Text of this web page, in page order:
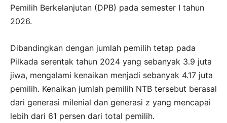
Pemilih Berkelanjutan (DPB) pada semester I tahun
2026.
Dibandingkan dengan jumlah pemilih tetap pada
Pilkada serentak tahun 2024 yang sebanyak 3.9 juta
jiwa, mengalami kenaikan menjadi sebanyak 4.17 juta
pemilih. Kenaikan jumlah pemilih NTB tersebut berasal
dari generasi milenial dan generasi z yang mencapai
lebih dari 61 persen dari total pemilih.